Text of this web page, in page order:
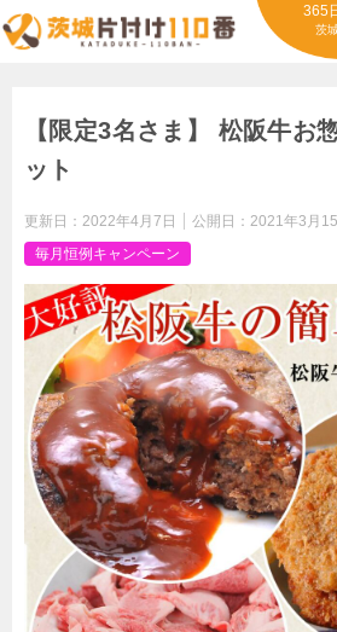
365
茨
【限定3名さま】 松阪牛お
ット
更新日： 2022年4月7日 公開日： 2021年3月
毎月恒例キャンペーン